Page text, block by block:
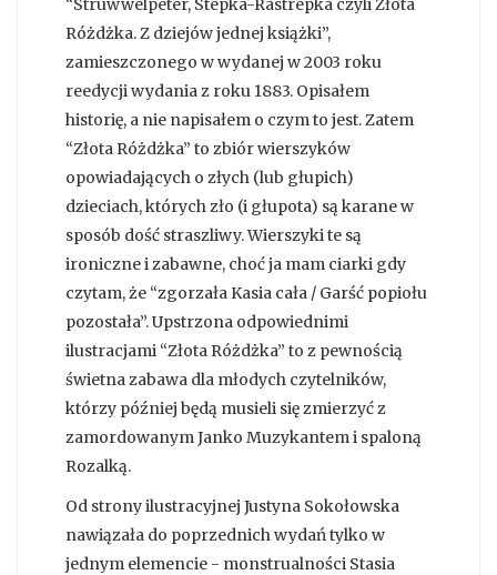
“Struwwelpeter, Stepka-Rastrepka czyli Złota
Różdżka. Z dziejów jednej książki”,
zamieszczonego w wydanej w 2003 roku
reedycji wydania z roku 1883. Opisałem
historię, a nie napisałem o czym to jest. Zatem
“Złota Różdżka” to zbiór wierszyków
opowiadających o złych (lub głupich)
dzieciach, których zło (i głupota) są karane w
sposób dość straszliwy. Wierszyki te są
ironiczne i zabawne, choć ja mam ciarki gdy
czytam, że “zgorzała Kasia cała / Garść popiołu
pozostała”. Upstrzona odpowiednimi
ilustracjami “Złota Różdżka” to z pewnością
świetna zabawa dla młodych czytelników,
którzy później będą musieli się zmierzyć z
zamordowanym Janko Muzykantem i spaloną
Rozalką.
Od strony ilustracyjnej Justyna Sokołowska
nawiązała do poprzednich wydań tylko w
jednym elemencie - monstrualności Stasia